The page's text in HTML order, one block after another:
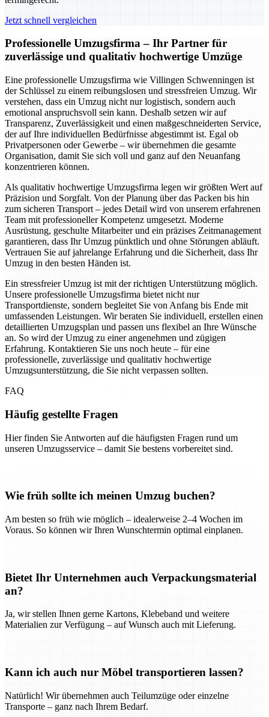
Jetzt schnell vergleichen
Professionelle Umzugsfirma – Ihr Partner für
zuverlässige und qualitativ hochwertige Umzüge
Eine professionelle Umzugsfirma wie Villingen Schwenningen ist
der Schlüssel zu einem reibungslosen und stressfreien Umzug. Wir
verstehen, dass ein Umzug nicht nur logistisch, sondern auch
emotional anspruchsvoll sein kann. Deshalb setzen wir auf
Transparenz, Zuverlässigkeit und einen maßgeschneiderten Service,
der auf Ihre individuellen Bedürfnisse abgestimmt ist. Egal ob
Privatpersonen oder Gewerbe – wir übernehmen die gesamte
Organisation, damit Sie sich voll und ganz auf den Neuanfang
konzentrieren können.
Als qualitativ hochwertige Umzugsfirma legen wir größten Wert auf
Präzision und Sorgfalt. Von der Planung über das Packen bis hin
zum sicheren Transport – jedes Detail wird von unserem erfahrenen
Team mit professioneller Kompetenz umgesetzt. Moderne
Ausrüstung, geschulte Mitarbeiter und ein präzises Zeitmanagement
garantieren, dass Ihr Umzug pünktlich und ohne Störungen abläuft.
Vertrauen Sie auf jahrelange Erfahrung und die Sicherheit, dass Ihr
Umzug in den besten Händen ist.
Ein stressfreier Umzug ist mit der richtigen Unterstützung möglich.
Unsere professionelle Umzugsfirma bietet nicht nur
Transportdienste, sondern begleitet Sie von Anfang bis Ende mit
umfassenden Leistungen. Wir beraten Sie individuell, erstellen einen
detaillierten Umzugsplan und passen uns flexibel an Ihre Wünsche
an. So wird der Umzug zu einer angenehmen und zügigen
Erfahrung. Kontaktieren Sie uns noch heute – für eine
professionelle, zuverlässige und qualitativ hochwertige
Umzugsunterstützung, die Sie nicht verpassen sollten.
FAQ
Häufig gestellte Fragen
Hier finden Sie Antworten auf die häufigsten Fragen rund um
unseren Umzugsservice – damit Sie bestens vorbereitet sind.
Wie früh sollte ich meinen Umzug buchen?
Am besten so früh wie möglich – idealerweise 2–4 Wochen im
Voraus. So können wir Ihren Wunschtermin optimal einplanen.
Bietet Ihr Unternehmen auch Verpackungsmaterial
an?
Ja, wir stellen Ihnen gerne Kartons, Klebeband und weitere
Materialien zur Verfügung – auf Wunsch auch mit Lieferung.
Kann ich auch nur Möbel transportieren lassen?
Natürlich! Wir übernehmen auch Teilumzüge oder einzelne
Transporte – ganz nach Ihrem Bedarf.